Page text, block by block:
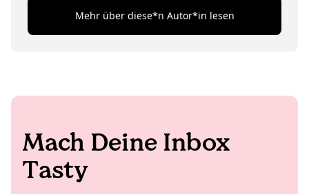
Mehr über diese*n Autor*in lesen
Mach Deine Inbox
Tasty